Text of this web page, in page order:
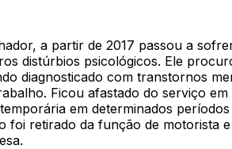
a partir de 2017 passou a
distúrbios psicológicos. Ele
diagnosticado com transtornos
Ficou afastado do serviço
em determinados
foi retirado da função de motorista